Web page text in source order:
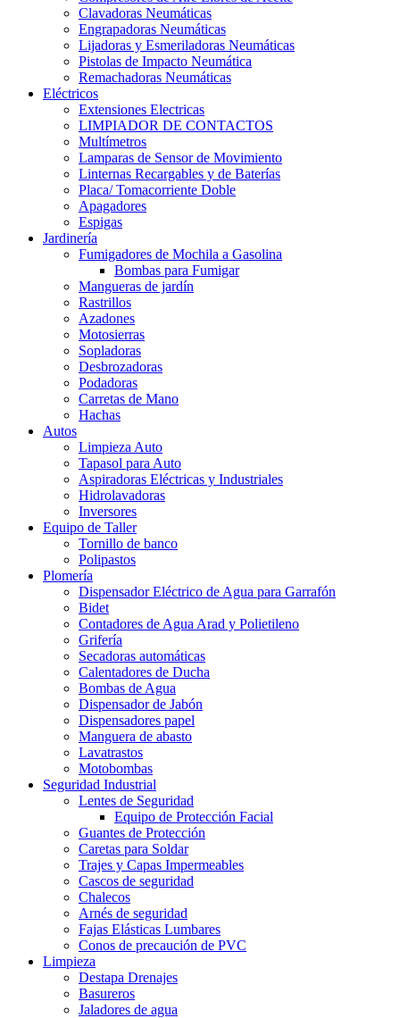
Clavadoras Neumáticas
Engrapadoras Neumáticas
Lijadoras y Esmeriladoras Neumáticas
Pistolas de Impacto Neumática
Remachadoras Neumáticas
Eléctricos
Extensiones Electricas
LIMPIADOR DE CONTACTOS
Multímetros
Lamparas de Sensor de Movimiento
Linternas Recargables y de Baterías
Placa/ Tomacorriente Doble
Apagadores
Espigas
Jardinería
Fumigadores de Mochila a Gasolina
Bombas para Fumigar
Mangueras de jardín
Rastrillos
Azadones
Motosierras
Sopladoras
Desbrozadoras
Podadoras
Carretas de Mano
Hachas
Autos
Limpieza Auto
Tapasol para Auto
Aspiradoras Eléctricas y Industriales
Hidrolavadoras
Inversores
Equipo de Taller
Tornillo de banco
Polipastos
Plomería
Dispensador Eléctrico de Agua para Garrafón
Bidet
Contadores de Agua Arad y Polietileno
Grifería
Secadoras automáticas
Calentadores de Ducha
Bombas de Agua
Dispensador de Jabón
Dispensadores papel
Manguera de abasto
Lavatrastos
Motobombas
Seguridad Industrial
Lentes de Seguridad
Equipo de Protección Facial
Guantes de Protección
Caretas para Soldar
Trajes y Capas Impermeables
Cascos de seguridad
Chalecos
Arnés de seguridad
Fajas Elásticas Lumbares
Conos de precaución de PVC
Limpieza
Destapa Drenajes
Basureros
Jaladores de agua